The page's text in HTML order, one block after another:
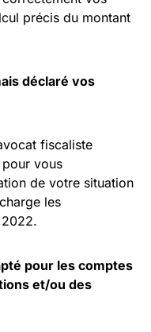
précis du montant
déclaré vos
fiscaliste
vous
de votre situation
les
pour les comptes
et/ou des